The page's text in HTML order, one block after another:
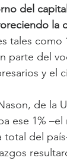
del
la
tales como
parte del
y el
de la
ese 1%
total del